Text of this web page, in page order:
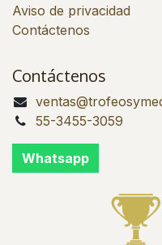
Aviso de privacidad
Contáctenos
Contáctenos
55-3455-3059
Whatsapp